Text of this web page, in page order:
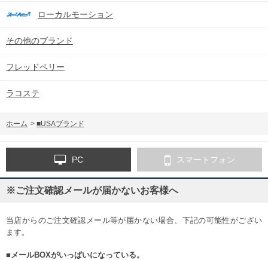
ローカルモーション
その他のブランド
フレッドペリー
ラコステ
ホーム > ■USAブランド
PC スマートフォン
※ご注文確認メールが届かないお客様へ
当店からのご注文確認メール等が届かない場合、下記の可能性がござい
ます。
■メールBOXがいっぱいになっている。